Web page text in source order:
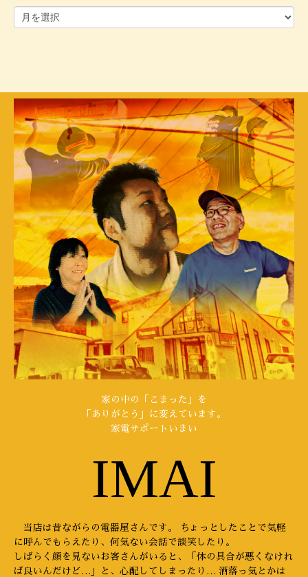
家の中の「こまった」を
「ありがとう」に変えています。
家電サポートいまい
IMAI
当店は昔ながらの電器屋さんです。 ちょっとしたことで気軽
に呼んでもらえたり、何気ない会話で談笑したり。
しばらく顔を見ないお客さんがいると、「体の具合が悪くなけれ
ば良いんだけど…」と、心配してしまったり… 洒落っ気とかは